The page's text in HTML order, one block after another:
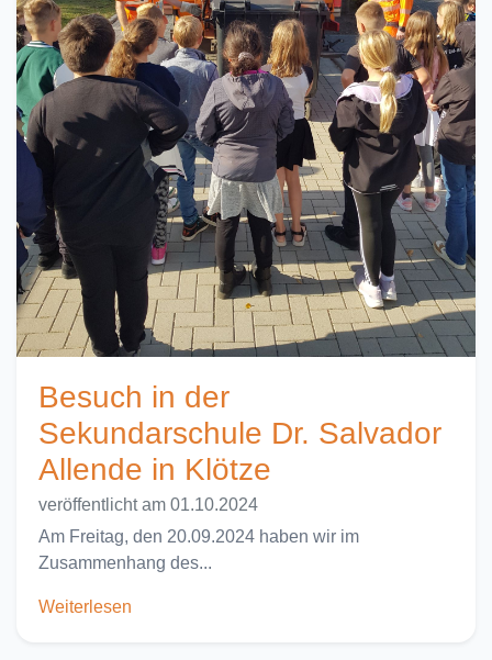
Besuch in der
Sekundarschule Dr. Salvador
Allende in Klötze
veröffentlicht am 01.10.2024
Am Freitag, den 20.09.2024 haben wir im
Zusammenhang des...
Weiterlesen